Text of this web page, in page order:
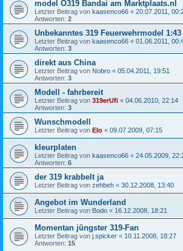
model O319 Bandai am Marktplaats.nl
Letzter Beitrag von kaasenco66 « 20.07.2011,
Antworten: 2
Unbekanntes 319 Feuerwehrmodel 1:43
Letzter Beitrag von kaasenco66 « 01.06.2011,
Antworten: 3
direkt aus China
Letzter Beitrag von Nobro « 05.04.2011, 19:51
Antworten: 3
Modell - fahrbereit
Letzter Beitrag von 319erUfi « 04.06.2010, 22:14
Antworten: 3
Wunschmodell
Letzter Beitrag von Elo « 09.07.2009, 07:15
kleurplaten
Letzter Beitrag von kaasenco66 « 24.05.2009,
Antworten: 6
der 319 krabbelt ja
Letzter Beitrag von zehbeh « 30.12.2008, 13:40
Angebot im Wunderland
Letzter Beitrag von Bodo « 16.12.2008, 18:21
Momentan jüngster 319-Fan
Letzter Beitrag von j.spicker « 10.11.2008, 18:27
Antworten: 15